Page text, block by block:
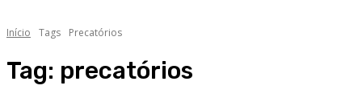
Início Tags Precatórios
Tag: precatórios